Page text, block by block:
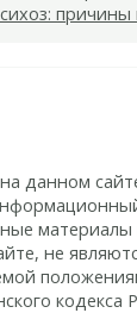
данном
материалы
не
кодекса